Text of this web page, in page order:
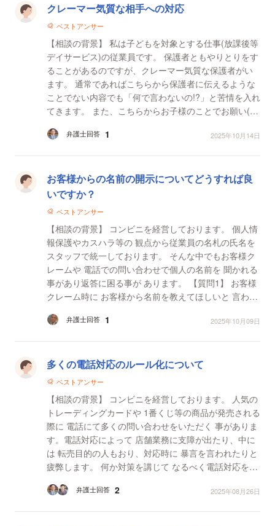
クレーマー気質な相手への対応
ベストアンサー
【相談の背景】 私は子どもを対象とする仕事(放課後等
デイサービス)の従業員です。 保護者ともやりとりをす
ることがあるのですが、クレーマー気質な保護者がい
ます。 通常であればこちらから保護者に伝えるような
ことでない内容でも「何で言わないの!?」と苦情を入れ
てきます。 また、こちらからお子様のことでお願い(ル
弁護士回答 1 2025年10月14日
お客様からの名前の開示についてどうすれば良
いですか？
ベストアンサー
【相談の背景】 コンビニを経営しております。 個人情
報保護やカスハラ等の 観点から従業員の名札の氏名を
スタッフで統一しております。 そんな中でもお客様ク
レームや 電話での問い合わせで個人の名前を 聞かれる
事があり返答に困る事が あります。 【質問1】 お客様
クレーム時に お客様から名前を教えてほしいと 言われ
弁護士回答 1 2025年10月09日
多くの電話対応のルール化について
ベストアンサー
【相談の背景】 コンビニを経営しております。 人気の
トレーディングカードや 1番くじ等の商品が発売される
際に 電話にて多くの問い合わせをいただく 事がありま
す。電話対応によって 店舗業務に支障が出たり、中に
は 転売目的の人もおり、対応時に 暴言を言われたりと
疲弊します。 何か対策を講じて なるべく電話対応を減
弁護士回答 2 2025年08月26日